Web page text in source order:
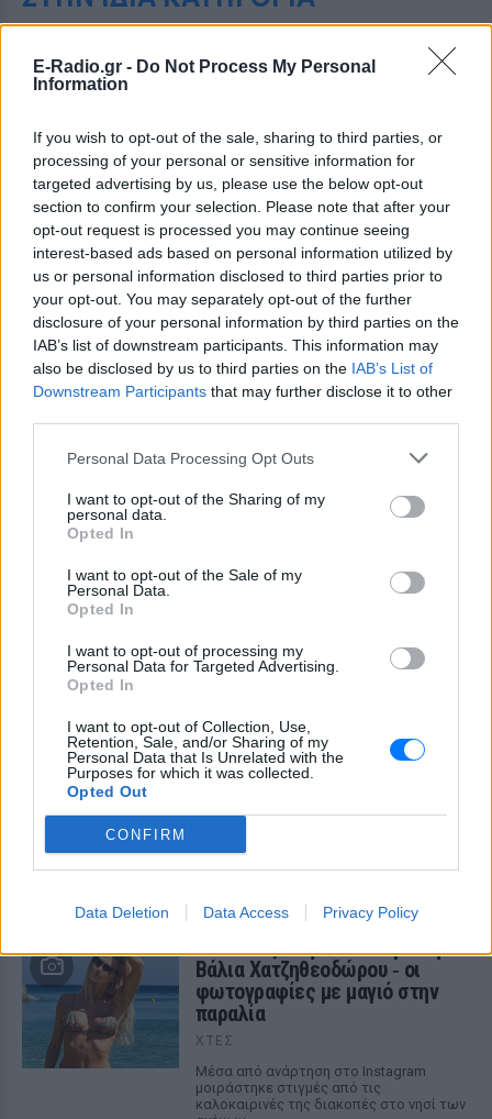
E-Radio.gr - Do Not Process My Personal
Information
If you wish to opt-out of the sale, sharing to third parties, or
processing of your personal or sensitive information for
targeted advertising by us, please use the below opt-out
section to confirm your selection. Please note that after your
opt-out request is processed you may continue seeing
interest-based ads based on personal information utilized by
us or personal information disclosed to third parties prior to
your opt-out. You may separately opt-out of the further
disclosure of your personal information by third parties on the
IAB’s list of downstream participants. This information may
also be disclosed by us to third parties on the IAB’s List of
Downstream Participants that may further disclose it to other
Personal Data Processing Opt Outs
I want to opt-out of the Sharing of my
personal data.
Opted In
I want to opt-out of the Sale of my
Personal Data.
Opted In
I want to opt-out of processing my
Personal Data for Targeted Advertising.
Opted In
I want to opt-out of Collection, Use,
Retention, Sale, and/or Sharing of my
Personal Data that Is Unrelated with the
Purposes for which it was collected.
Opted Out
CONFIRM
Data Deletion Data Access Privacy Policy
Η Γαρυφαλλιά Καληφώνη στην
Πάρο με μαύρο μπικίνι ‑ δείτε
Το μοντέλο μοιράστηκε φωτογραφίες
από τις καλοκαιρινές της διακοπές στο
νησί των Κυκλάδων
Ιωάννα Τούνη: «Έβγαλα όλο το
βράδυ στο νοσοκομείο με ορούς
και αντιβιώσεις»
ΠΡΙΝ 10 ΏΡΕΣ
Η επιχειρηματίας έπαθε τροφική
δηλητηρίαση και μοιράστηκε με τους
followers της στο Instagram τις δύσκολες
ώρες που πέρασε.
δυνατός»
Ο ηθοποιός και χορευτής μοιράστηκε
θάρρους
Φοβερή ιστορία στον ΟΦΗ: Ένας κάτοχος
εισιτηρίου διαρκείας είναι μόλις 2 μηνών
Οπαδός από κούνια κυριολεκτικά στον ΟΦΗ
Διακοπές στη Μύκονο για τη
Βάλια Χατζηθεοδώρου ‑ οι
φωτογραφίες με μαγιό στην
παραλία
ΧΤΕΣ
Μέσα από ανάρτηση στο Instagram
μοιράστηκε στιγμές από τις
καλοκαιρινές της διακοπές στο νησί των